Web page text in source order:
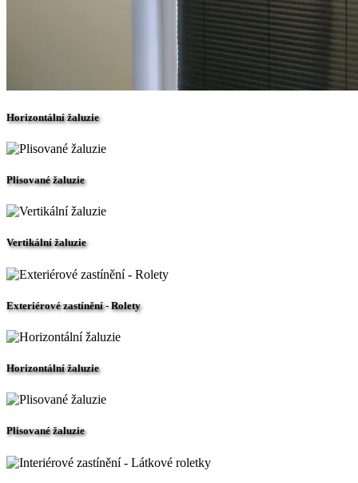
Horizontální žaluzie
Plisované žaluzie
Vertikální žaluzie
Exteriérové zastínění - Rolety
Horizontální žaluzie
Plisované žaluzie